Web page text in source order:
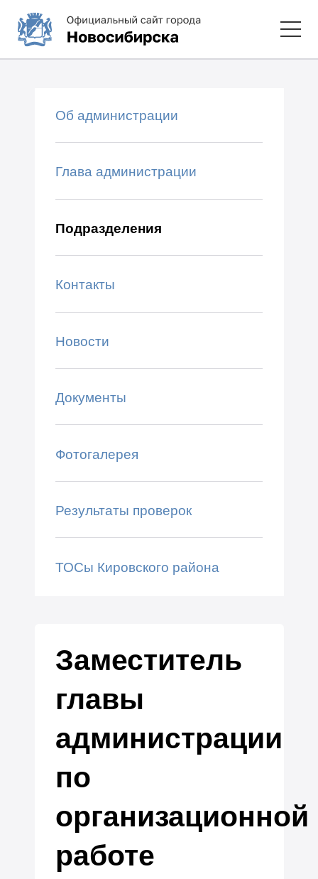
Об администрации
Глава администрации
Подразделения
Контакты
Новости
Документы
Фотогалерея
Результаты проверок
ТОСы Кировского района
Заместитель
главы
администрации
по
организационной
работе